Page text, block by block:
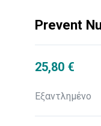
Prevent
25,80 €
Εξαντλημένο